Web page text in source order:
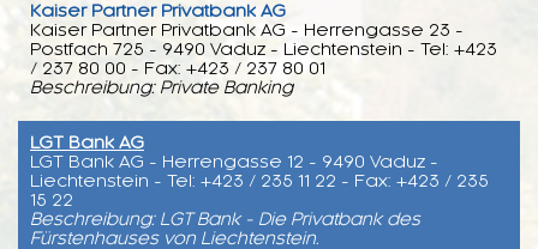
Kaiser Partner Privatbank AG
Kaiser Partner Privatbank AG - Herrengasse 23 -
Postfach 725 - 9490 Vaduz - Liechtenstein - Tel: +423
/ 237 80 00 - Fax: +423 / 237 80 01
Beschreibung: Private Banking
LGT Bank AG
LGT Bank AG - Herrengasse 12 - 9490 Vaduz -
Liechtenstein - Tel: +423 / 235 11 22 - Fax: +423 / 235
15 22
Beschreibung: LGT Bank - Die Privatbank des
Fürstenhauses von Liechtenstein.